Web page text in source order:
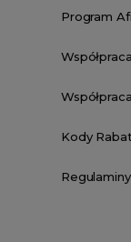
Program
Kody